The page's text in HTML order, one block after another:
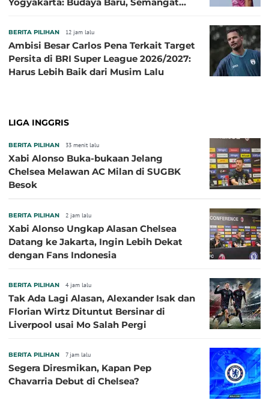
BERITA PILIHAN 12 jam lalu
Ambisi Besar Carlos Pena Terkait Target
Persita di BRI Super League 2026/2027:
Harus Lebih Baik dari Musim Lalu
LIGA INGGRIS
BERITA PILIHAN 33 menit lalu
Xabi Alonso Buka-bukaan Jelang
Chelsea Melawan AC Milan di SUGBK
Besok
BERITA PILIHAN 2 jam lalu
Xabi Alonso Ungkap Alasan Chelsea
Datang ke Jakarta, Ingin Lebih Dekat
dengan Fans Indonesia
BERITA PILIHAN 4 jam lalu
Tak Ada Lagi Alasan, Alexander Isak dan
Florian Wirtz Dituntut Bersinar di
Liverpool usai Mo Salah Pergi
BERITA PILIHAN 7 jam lalu
Segera Diresmikan, Kapan Pep
Chavarria Debut di Chelsea?